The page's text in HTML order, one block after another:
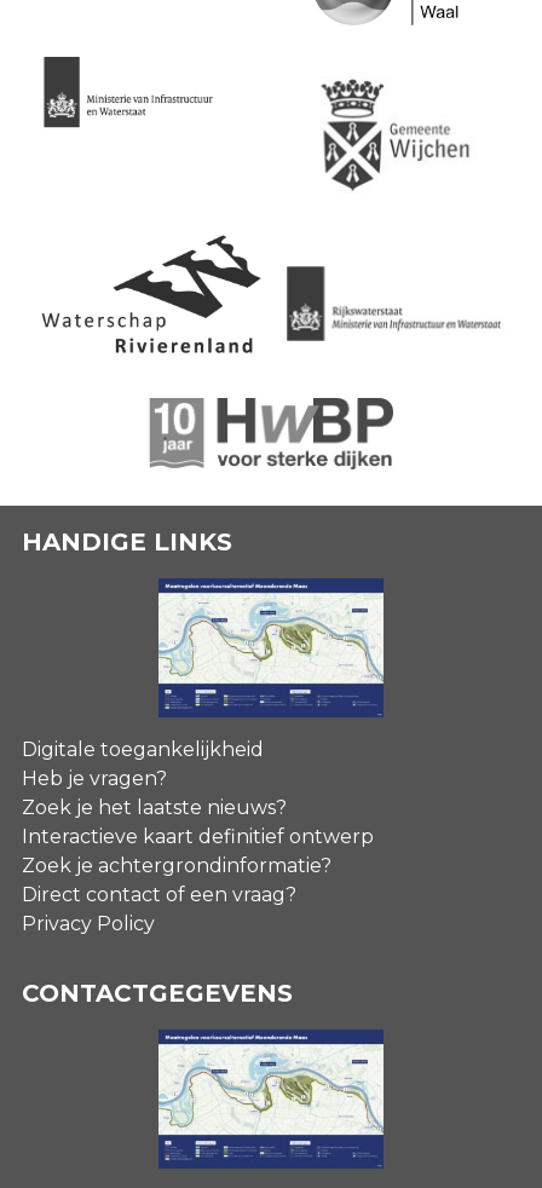
HANDIGE LINKS
Digitale toegankelijkheid
Heb je vragen?
Zoek je het laatste nieuws?
Interactieve kaart definitief ontwerp
Zoek je achtergrondinformatie?
Direct contact of een vraag?
Privacy Policy
CONTACTGEGEVENS